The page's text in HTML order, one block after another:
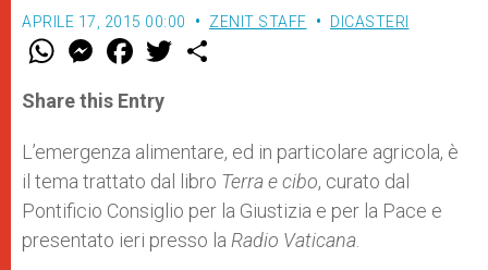
APRILE 17, 2015 00:00 ZENIT STAFF DICASTERI
W
t
s
p
p
M
e
s
e
g
e
r
F
a
e
b
o
k
w
r
Share this Entry
L’emergenza alimentare, ed in particolare agricola, è
il tema trattato dal libro Terra e cibo, curato dal
Pontificio Consiglio per la Giustizia e per la Pace e
presentato ieri presso la Radio Vaticana